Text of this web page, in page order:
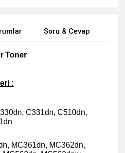
Soru & Cevap
Toner
:
C331dn, C510dn,
MC361dn, MC362dn,